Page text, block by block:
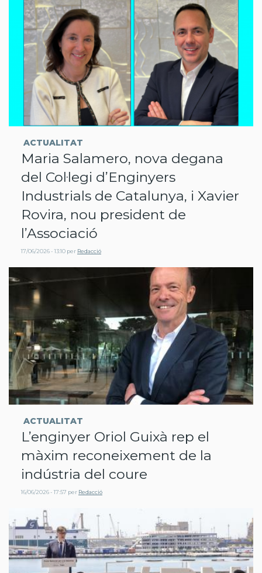
ACTUALITAT
Maria Salamero, nova degana
del Col·legi d’Enginyers
Industrials de Catalunya, i Xavier
Rovira, nou president de
l’Associació
17/06/2026 - 13:10 per Redacció
ACTUALITAT
L’enginyer Oriol Guixà rep el
màxim reconeixement de la
indústria del coure
16/06/2026 - 17:57 per Redacció